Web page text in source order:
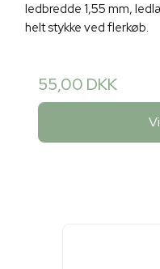
ledbredde 1,55 mm,
helt stykke ved flerkøb.
55,00 DKK